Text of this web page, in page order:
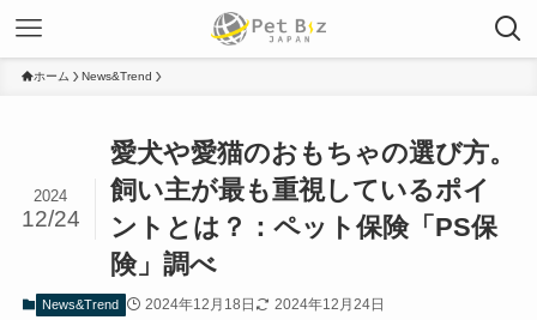
ホーム News&Trend
愛犬や愛猫のおもちゃの選び方。
飼い主が最も重視しているポイ
ントとは？：ペット保険「PS保
険」調べ
2024
12/24
News&Trend 2024年12月18日 2024年12月24日